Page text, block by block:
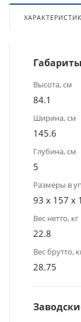
Высота, см
84.1
Ширина, см
145.6
Глубина, см
5
Размеры в
93 x 157 x
Вес нетто, кг
22.8
Вес брутто,
28.75